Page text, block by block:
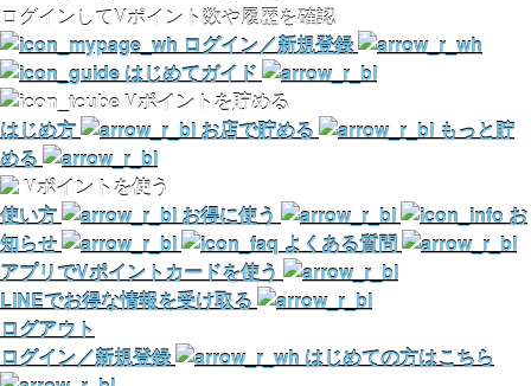
ログインしてVポイント数や履歴を確認
ログイン／新規登録
はじめてガイド
Vポイントを貯める
はじめ方
お店で貯める
もっと貯
める
Vポイントを使う
使い方
お得に使う
お
知らせ
よくある質問
アプリでVポイントカードを使う
LINEでお得な情報を受け取る
ログアウト
ログイン／新規登録
はじめての方はこちら